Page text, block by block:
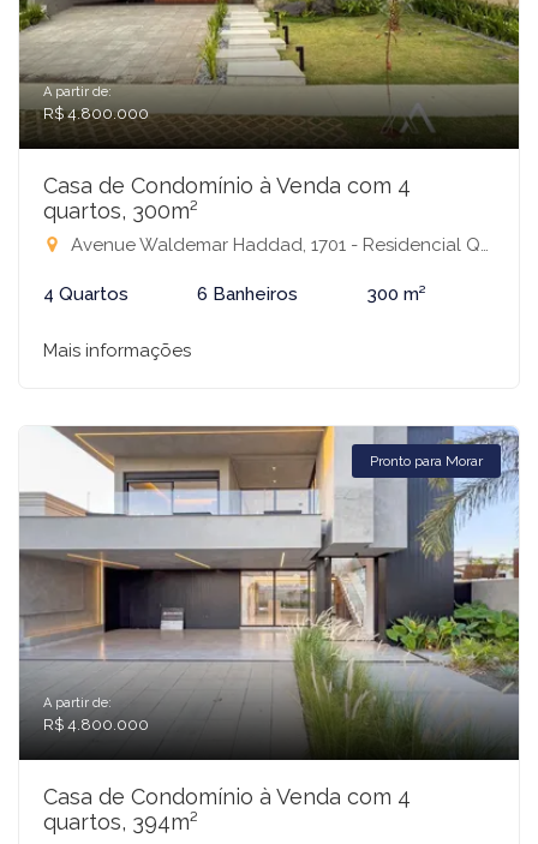
A partir de:
R$ 4.800.000
Casa de Condomínio à Venda com 4
quartos, 300m²
Avenue Waldemar Haddad, 1701 - Residencial Quinta do Golfe Jardins, São José do Rio Preto-SP
4 Quartos 6 Banheiros 300 m²
Mais informações
Pronto para Morar
A partir de:
R$ 4.800.000
Casa de Condomínio à Venda com 4
quartos, 394m²